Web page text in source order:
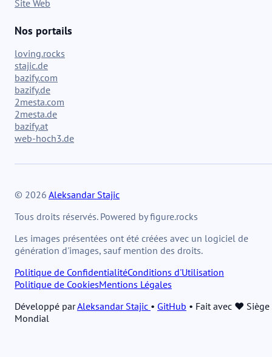
Site Web
Nos portails
loving.rocks
stajic.de
bazify.com
bazify.de
2mesta.com
2mesta.de
bazify.at
web-hoch3.de
© 2026 Aleksandar Stajic
Tous droits réservés. Powered by figure.rocks
Les images présentées ont été créées avec un logiciel de
génération d'images, sauf mention des droits.
Politique de ConfidentialitéConditions d'Utilisation
Politique de CookiesMentions Légales
Développé parAleksandar Stajic • GitHub • Fait avec ❤️ Siège
Mondial